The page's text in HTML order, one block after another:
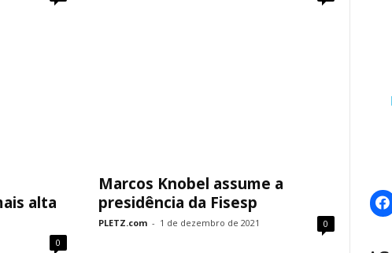
alta
0
Marcos Knobel assume a
presidência da Fisesp
PLETZ.com - 1 de dezembro de 2021 0